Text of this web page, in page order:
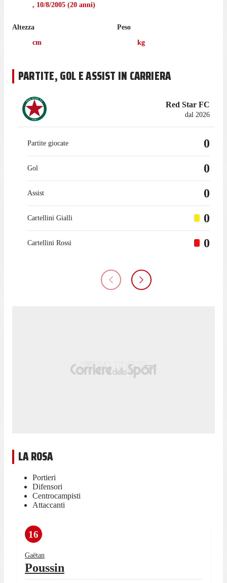
, 10/8/2005 (20 anni)
Altezza
cm
Peso
kg
PARTITE, GOL E ASSIST IN CARRIERA
Red Star FC
dal 2026
Partite giocate 0
Gol 0
Assist 0
Cartellini Gialli 0
Cartellini Rossi 0
LA ROSA
Portieri
Difensori
Centrocampisti
Attaccanti
16
Gaëtan
Poussin